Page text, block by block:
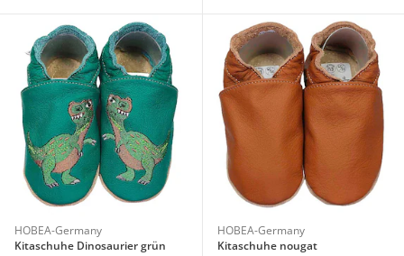
HOBEA-Germany
Kitaschuhe Dinosaurier grün
HOBEA-Germany
Kitaschuhe nougat